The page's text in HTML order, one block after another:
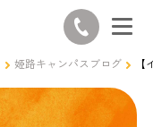
姫路キャンパスブログ